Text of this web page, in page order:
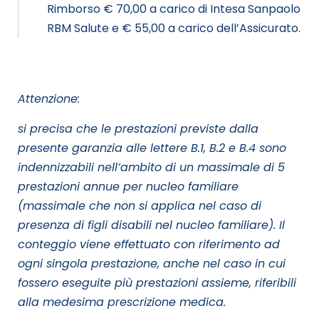
Rimborso € 70,00 a carico di Intesa Sanpaolo
RBM Salute e € 55,00 a carico dell’Assicurato.
Attenzione:
si precisa che le prestazioni previste dalla
presente garanzia alle lettere B.1, B.2 e B.4 sono
indennizzabili nell’ambito di un massimale di 5
prestazioni annue per nucleo familiare
(massimale che non si applica nel caso di
presenza di figli disabili nel nucleo familiare). Il
conteggio viene effettuato con riferimento ad
ogni singola prestazione, anche nel caso in cui
fossero eseguite più prestazioni assieme, riferibili
alla medesima prescrizione medica.